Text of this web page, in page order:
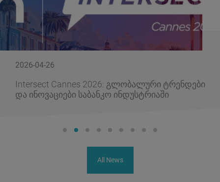
2026-04-26
Intersect Cannes 2026: გლობალური ტრენდები
და ინოვაციები საბანკო ინდუსტრიაში
All News